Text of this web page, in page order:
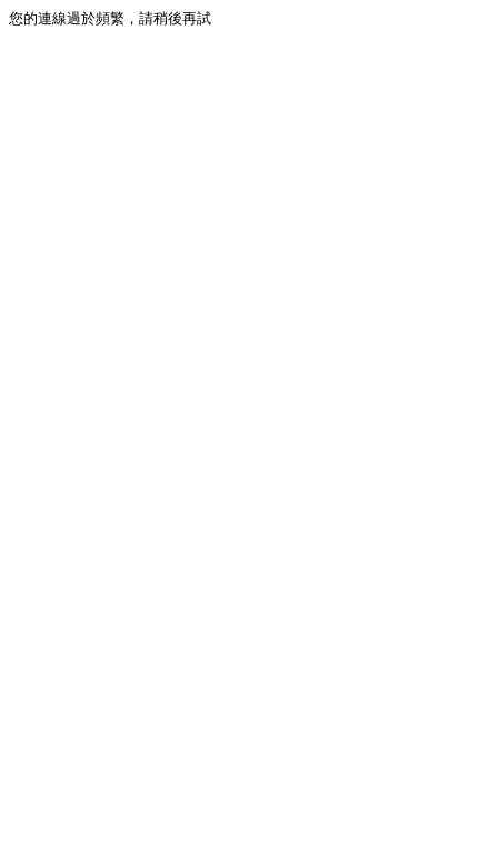
您的連線過於頻繁，請稍後再試